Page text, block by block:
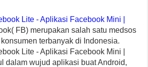
Lite - Aplikasi Facebook Mini |
FB) merupakan salah satu medsos
terbanyak di Indonesia.
Lite - Aplikasi Facebook Mini |
dalam wujud aplikasi buat Android,